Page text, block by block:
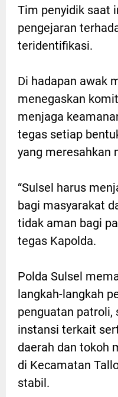
Tim penyidik saat
pengejaran
teridentifikasi.
Di hadapan awak
menegaskan
menjaga
tegas setiap
yang meresahkan
“Sulsel harus
bagi masyarakat
tidak aman bagi
tegas Kapolda.
Polda Sulsel
langkah-langkah
penguatan patroli,
instansi terkait
daerah dan tokoh
di Kecamatan
stabil.